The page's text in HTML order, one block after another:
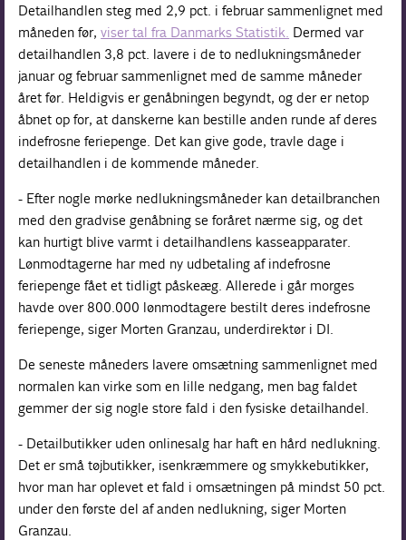
Detailhandlen steg med 2,9 pct. i februar sammenlignet med
måneden før,viser tal fra Danmarks Statistik. Dermed var
detailhandlen 3,8 pct. lavere i de to nedlukningsmåneder
januar og februar sammenlignet med de samme måneder
året før. Heldigvis er genåbningen begyndt, og der er netop
åbnet op for, at danskerne kan bestille anden runde af deres
indefrosne feriepenge. Det kan give gode, travle dage i
detailhandlen i de kommende måneder.
- Efter nogle mørke nedlukningsmåneder kan detailbranchen
med den gradvise genåbning se foråret nærme sig, og det
kan hurtigt blive varmt i detailhandlens kasseapparater.
Lønmodtagerne har med ny udbetaling af indefrosne
feriepenge fået et tidligt påskeæg. Allerede i går morges
havde over 800.000 lønmodtagere bestilt deres indefrosne
feriepenge, siger Morten Granzau, underdirektør i DI.
De seneste måneders lavere omsætning sammenlignet med
normalen kan virke som en lille nedgang, men bag faldet
gemmer der sig nogle store fald i den fysiske detailhandel.
- Detailbutikker uden onlinesalg har haft en hård nedlukning.
Det er små tøjbutikker, isenkræmmere og smykkebutikker,
hvor man har oplevet et fald i omsætningen på mindst 50 pct.
under den første del af anden nedlukning, siger Morten
Granzau.